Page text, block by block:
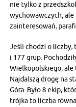
nie tylko z
wychowawczych,
zainteresowań,
Jeśli chodzi o liczby,
i 177 grup.
Wielkopolskiego, ale
Najdalszą drogę na
Góra. Było 8 ekip,
trójka to liczba